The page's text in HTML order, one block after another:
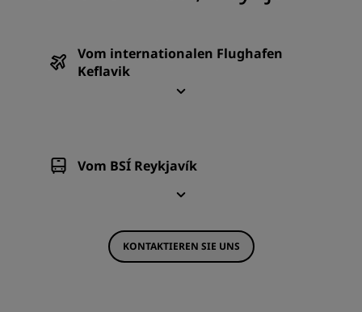
Vom internationalen Flughafen
Keflavik
Vom BSÍ Reykjavík
KONTAKTIEREN SIE UNS